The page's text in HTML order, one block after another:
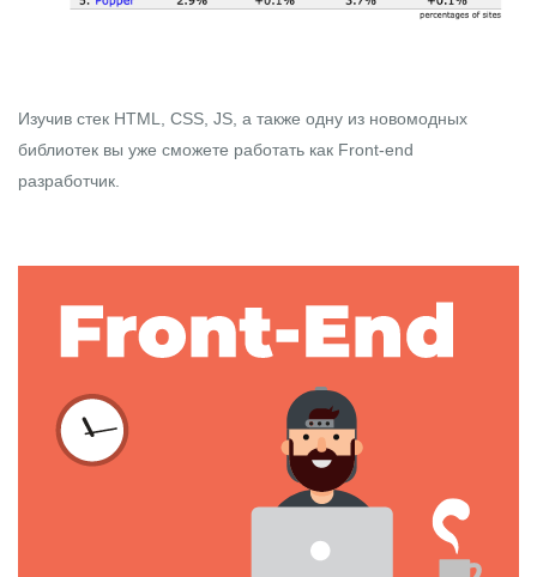
Изучив стек HTML, CSS, JS, а также одну из новомодных
библиотек вы уже сможете работать как Front-end
разработчик.